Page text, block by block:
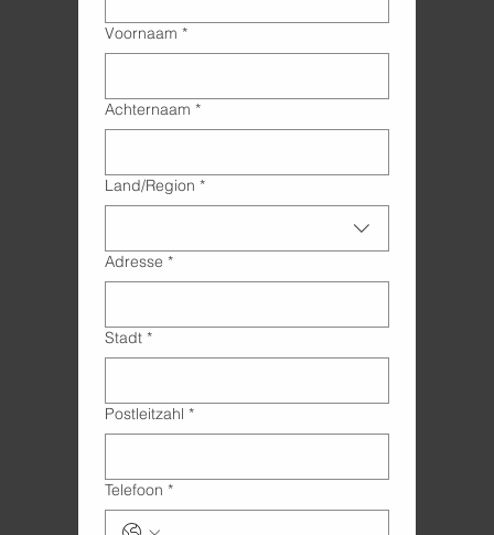
Voornaam *
Achternaam *
Adres met meerdere regels
Land/Region *
Adresse *
Stadt *
Postleitzahl *
Telefoon *